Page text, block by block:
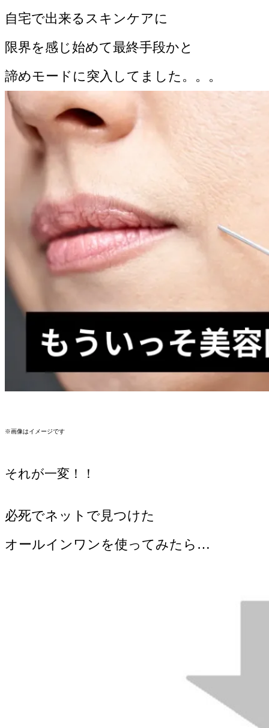
自宅で出来るスキンケアに
限界を感じ始めて最終手段かと
諦めモードに突入してました。。。
※画像はイメージです
それが一変！！
必死でネットで見つけた
オールインワンを使ってみたら…